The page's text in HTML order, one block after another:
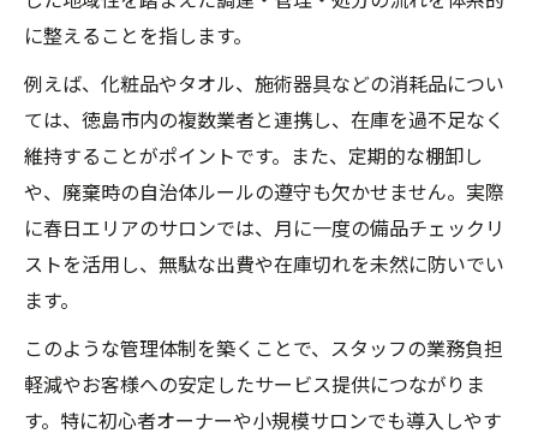
に整えることを指します。
例えば、化粧品やタオル、施術器具などの消耗品につい
ては、徳島市内の複数業者と連携し、在庫を過不足なく
維持することがポイントです。また、定期的な棚卸し
や、廃棄時の自治体ルールの遵守も欠かせません。実際
に春日エリアのサロンでは、月に一度の備品チェックリ
ストを活用し、無駄な出費や在庫切れを未然に防いでい
ます。
このような管理体制を築くことで、スタッフの業務負担
軽減やお客様への安定したサービス提供につながりま
す。特に初心者オーナーや小規模サロンでも導入しやす